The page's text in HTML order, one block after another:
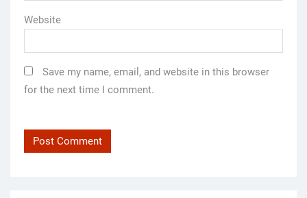
Website
Save my name, email, and website in this browser
for the next time I comment.